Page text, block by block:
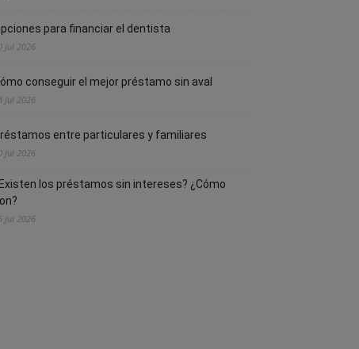
para financiar el dentista
Jul 2026
conseguir el mejor préstamo sin aval
Jul 2026
entre particulares y familiares
Jul 2026
los préstamos sin intereses? ¿Cómo
Jul 2026